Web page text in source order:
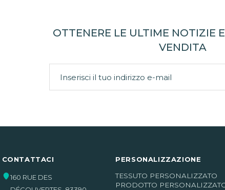
OTTENERE LE ULTIME NOTIZIE
VENDITA
CONTATTACI
160 RUE DES
PERSONALIZZAZIONE
TESSUTO PERSONALIZZATO
PRODOTTO